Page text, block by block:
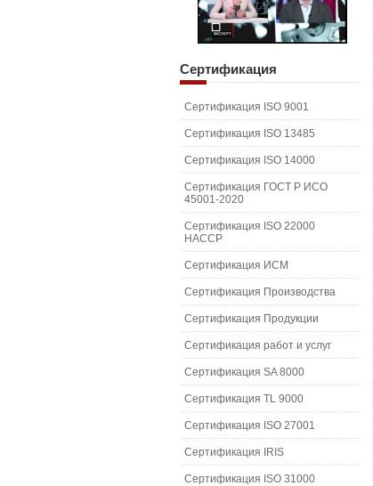
Сертификация
Сертификация ISO 9001
Сертификация ISO 13485
Сертификация ISO 14000
Сертификация ГОСТ Р ИСО
45001-2020
Сертификация ISO 22000
HACCP
Сертификация ИСМ
Сертификация Производства
Сертификация Продукции
Сертификация работ и услуг
Сертификация SA 8000
Сертификация TL 9000
Сертификация ISO 27001
Сертификация IRIS
Сертификация ISO 31000